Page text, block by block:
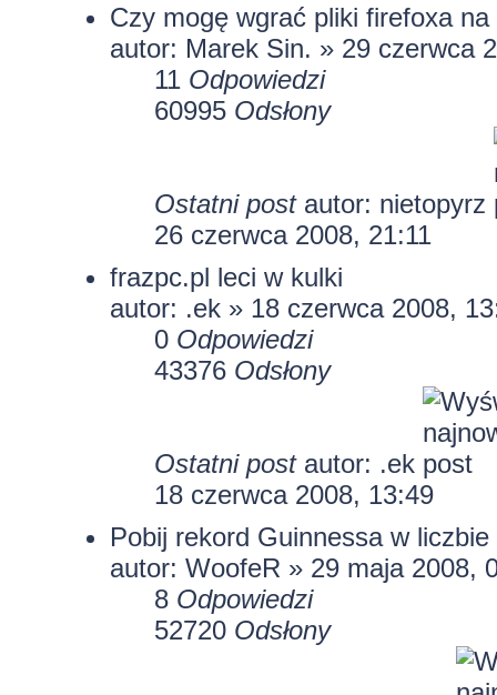
Czy mogę wgrać pliki firefoxa
autor: Marek Sin. » 29 czerwca
11 Odpowiedzi
60995 Odsłony
Ostatni post autor: nietopyrz
26 czerwca 2008, 21:11
frazpc.pl leci w kulki
autor: .ek » 18 czerwca 2008,
0 Odpowiedzi
43376 Odsłony
Ostatni post autor: .ek
18 czerwca 2008, 13:49
Pobij rekord Guinnessa w
autor: WoofeR » 29 maja 2008,
8 Odpowiedzi
52720 Odsłony